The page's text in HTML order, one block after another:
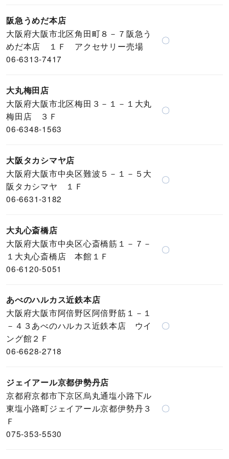
阪急うめだ本店
大阪府大阪市北区角田町８－７阪急う
めだ本店 １Ｆ アクセサリー売場
06-6313-7417
〇
大丸梅田店
大阪府大阪市北区梅田３－１－１大丸
梅田店 ３Ｆ
06-6348-1563
〇
大阪タカシマヤ店
大阪府大阪市中央区難波５－１－５大
阪タカシマヤ １Ｆ
06-6631-3182
〇
大丸心斎橋店
大阪府大阪市中央区心斎橋筋１－７－
１大丸心斎橋店 本館１Ｆ
06-6120-5051
〇
あべのハルカス近鉄本店
大阪府大阪市阿倍野区阿倍野筋１－１
－４３あべのハルカス近鉄本店 ウイ
ング館２Ｆ
06-6628-2718
〇
ジェイアール京都伊勢丹店
京都府京都市下京区烏丸通塩小路下ル
東塩小路町ジェイアール京都伊勢丹３
Ｆ
075-353-5530
〇